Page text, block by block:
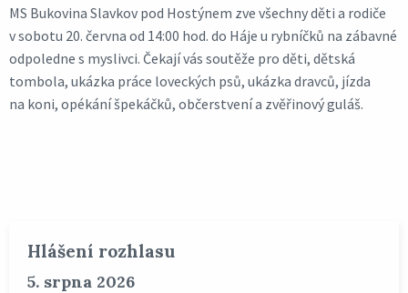
MS Bukovina Slavkov pod Hostýnem zve všechny děti a rodiče
v sobotu 20. června od 14:00 hod. do Háje u rybníčků na zábavné
odpoledne s myslivci. Čekají vás soutěže pro děti, dětská
tombola, ukázka práce loveckých psů, ukázka dravců, jízda
na koni, opékání špekáčků, občerstvení a zvěřinový guláš.
Hlášení rozhlasu
5. srpna 2026